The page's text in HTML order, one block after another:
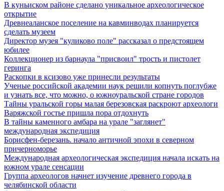
В куньиском районе сделано уникальное археологическое
открытие
Древнеаланское поселение на кавминводах планируется
сделать музеем
Директор музея "куликово поле" рассказал о предстоящем
юбилее
Коллекционер из барнаула "присвоил" трость и пистолет
геринга
Раскопки в ксизово уже принесли результаты
Ученые российской академии наук решили копнуть поглубже
и узнать все, что можно, о южноуральской стране городов
Тайны уральской горы малая березовская раскроют археологи
Варяжской гостье пришла пора отдохнуть
В тайны каменного амбара на урале "заглянет"
международная экспедиция
Борисфен-березань. начало античной эпохи в северном
причерноморье
Международная археологическая экспедиция начала искать на
южном урале сенсации
Группа археологов начнет изучение древнего города в
челябинской области